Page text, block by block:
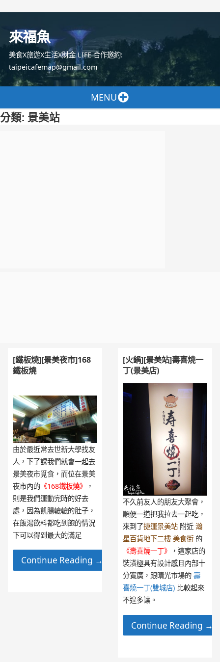
容
來福魚
美食X旅遊X生活X財金 LIFE 合作邀約:
taipeicafemap@gmail.com
MENU
分類: 景美站
[火鍋][景美站]壽喜燒一
丁(景美店)
不久前友人的朋友大聚會，
順便一道把我拉去一起吃，
來到了捷運景美站 附近瀚
星百貨地下二樓 美食街 的
《壽喜燒一丁》
，這家店的
裝潢極具有設計感且內部十
分寬廣，跟晴光市場的壽
喜燒一丁(雙城店) 比較起來
不遑多讓。
Continue Reading →
[鐵板燒][景美夜市]168
鐵板燒
由於最近常去世新大學找友
人，下了課我們就會一起去
景美夜市覓食，而位在景美
夜市內的 《168鐵板燒》
，
則是我們運動完時的好去
處，因為飢腸轆轆的肚子，
在飯湯飲料都吃到飽的情況
下可以得到最大的滿足
Continue Reading →